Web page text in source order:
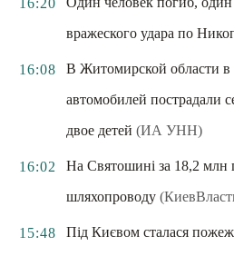
16:20
вражеского удара по
16:08
В Житомирской области
автомобилей пострадали
двое детей (ИА УНН)
16:02
На Святошині за 18,2 млн
шляхопроводу
15:48
Під Києвом сталася